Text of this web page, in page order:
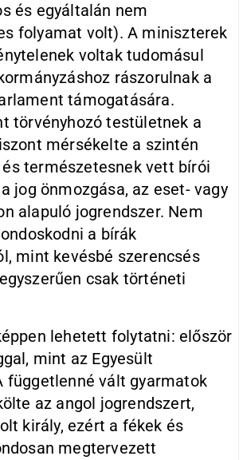
és egyáltalán nem
folyamat volt). A miniszterek
voltak tudomásul
rászorulnak a
támogatására.
törvényhozó testületnek a
mérsékelte a szintén
és természetesnek vett bírói
jog önmozgása, az eset- vagy
alapuló jogrendszer. Nem
a bírák
mint kevésbé szerencsés
csak történeti
lehetett folytatni: először
mint az Egyesült
függetlenné vált gyarmatok
az angol jogrendszert,
király, ezért a fékek és
megtervezett